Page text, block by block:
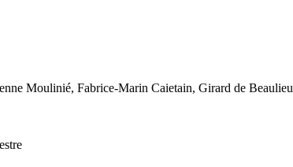
Moulinié, Fabrice-Marin Caietain, Girard de